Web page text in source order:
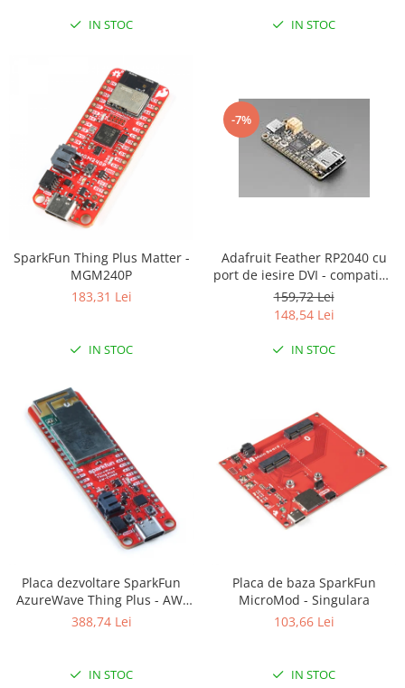
IN STOC IN STOC
SparkFun Thing Plus Matter -
MGM240P
183,31 Lei
IN STOC
-7%
Adafruit Feather RP2040 cu
port de iesire DVI - compatibil
cu HDMI
159,72 Lei
148,54 Lei
IN STOC
Placa dezvoltare SparkFun
AzureWave Thing Plus - AW-
CU488
388,74 Lei
IN STOC
Placa de baza SparkFun
MicroMod - Singulara
103,66 Lei
IN STOC